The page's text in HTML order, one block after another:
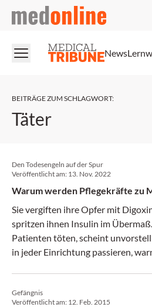
medonline
News
BEITRÄGE ZUM SCHLAGWORT:
Täter
Den Todesengeln auf der Spur
Veröffentlicht am: 13. Nov. 2022
Warum werden Pflegekräfte zu
Sie vergiften ihre Opfer mit
spritzen ihnen Insulin im
Patienten töten, scheint
in jeder Einrichtung passieren,
Gefängnis
Veröffentlicht am: 12. Feb. 2015